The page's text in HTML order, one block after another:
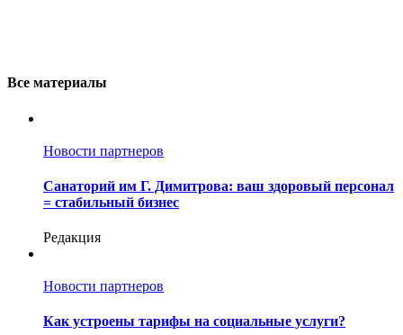
Все материалы
Новости партнеров
Санаторий им Г. Димитрова: ваш здоровый персонал
= стабильный бизнес
Редакция
Новости партнеров
Как устроены тарифы на социальные услуги?